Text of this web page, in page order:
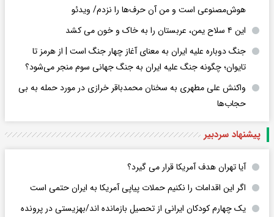
هوش‌مصنوعی است و من آن حرف‌ها را نزدم/ ویدئو
این ۴ سلاح یمن، عربستان را به خاک و خون می کشد
جنگ دوباره علیه ایران به معنای آغاز چهار جنگ است | از هرمز تا
تایوان؛ چگونه جنگ علیه ایران به جنگ جهانی سوم منجر می‌شود؟
واکنش علی مطهری به سخنان محمدباقر خرازی در مورد حمله به بی
حجاب‌ها
پیشنهاد سردبیر
آیا تهران هدف آمریکا قرار می گیرد؟
اگر این اقدامات را نکنیم حملات پیاپی آمریکا به ایران حتمی است
یک چهارم کودکان ایرانی از تحصیل بازمانده اند/بهزیستی در پرونده